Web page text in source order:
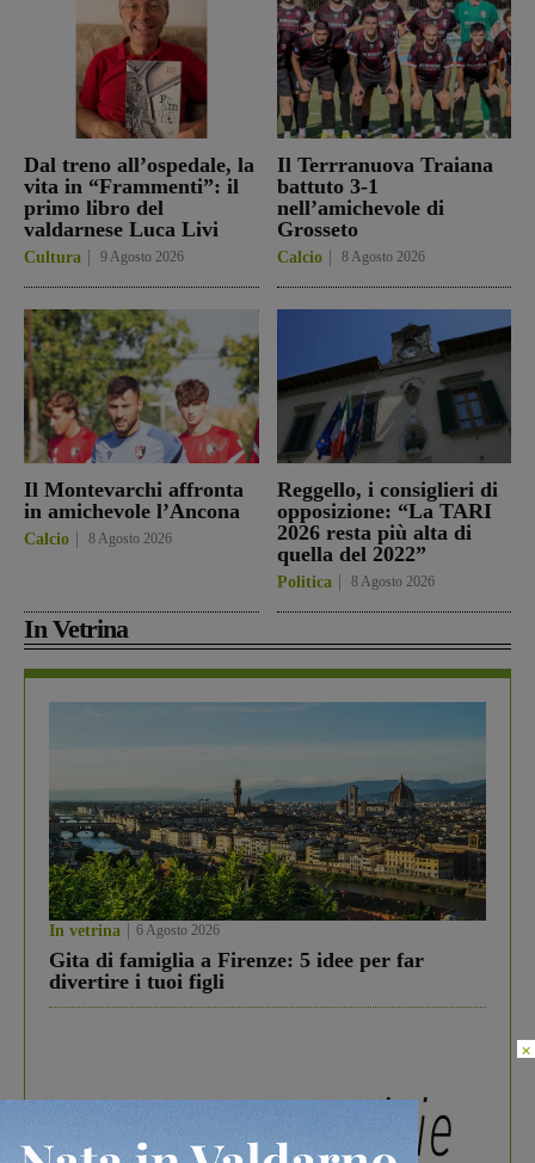
Dal treno all’ospedale, la
vita in “Frammenti”: il
primo libro del
valdarnese Luca Livi
Cultura 9 Agosto 2026
Il Terrranuova Traiana
battuto 3-1
nell’amichevole di
Grosseto
Calcio 8 Agosto 2026
Il Montevarchi affronta
in amichevole l’Ancona
Calcio 8 Agosto 2026
Reggello, i consiglieri di
opposizione: “La TARI
2026 resta più alta di
quella del 2022”
Politica 8 Agosto 2026
In Vetrina
In vetrina 6 Agosto 2026
Gita di famiglia a Firenze: 5 idee per far
divertire i tuoi figli
×